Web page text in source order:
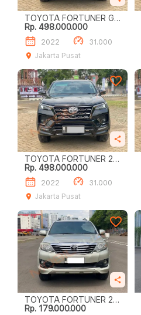
TOYOTA FORTUNER GR
SPORT 2.4
Rp. 498.000.000
2022
31.000
Jakarta Pusat
TOYOTA FORTUNER 2.4
GR SPORT
Rp. 498.000.000
2022
31.000
Jakarta Pusat
TOYOTA FORTUNER 2.7
GR SPORT
Rp. 179.000.000